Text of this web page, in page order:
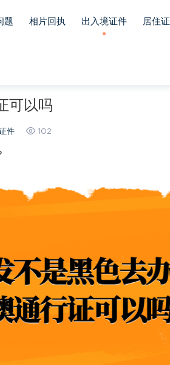
题 相片回执 出入境证件 居住证
可以吗
件 102